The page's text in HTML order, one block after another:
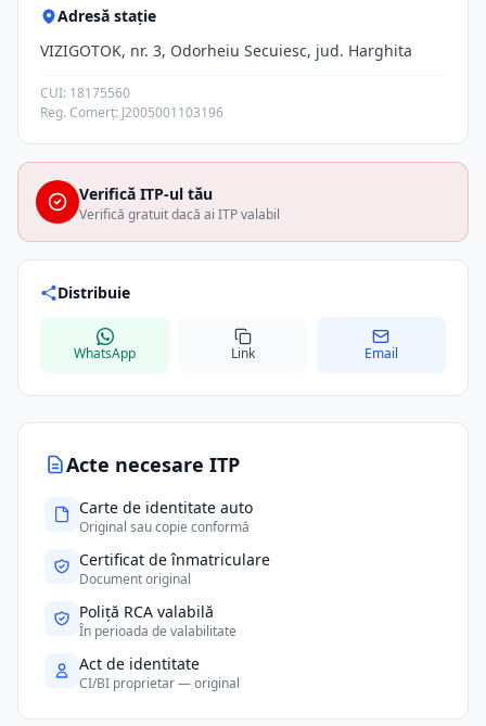
Acte necesare ITP
Carte de identitate auto
Original sau copie conformă
Certificat de înmatriculare
Document original
Poliță RCA valabilă
În perioada de valabilitate
Act de identitate
CI/BI proprietar — original
Adresă stație
VIZIGOTOK, nr. 3, Odorheiu Secuiesc, jud. Harghita
CUI: 18175560
Reg. Comerț: J2005001103196
Verifică ITP-ul tău
Verifică gratuit dacă ai ITP valabil
Distribuie
WhatsApp Link Email